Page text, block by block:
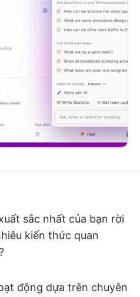
sắc nhất của bạn rời
kiến thức quan
động dựa trên chuyên